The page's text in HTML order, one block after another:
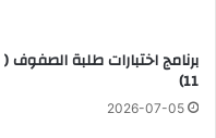
11)
2026-07-05